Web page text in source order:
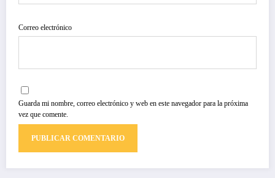
Correo electrónico
Guarda mi nombre, correo electrónico y web en este navegador para la próxima
vez que comente.